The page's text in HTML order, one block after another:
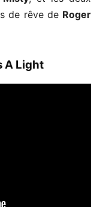
de rêve de Roger
A Light